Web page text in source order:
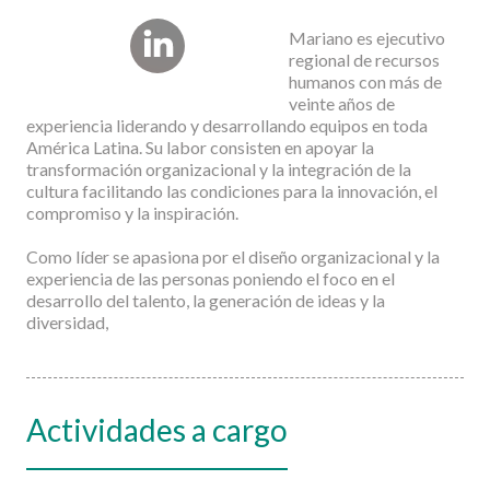
Mariano es ejecutivo
regional de recursos
humanos con más de
veinte años de
experiencia liderando y desarrollando equipos en toda
América Latina. Su labor consisten en apoyar la
transformación organizacional y la integración de la
cultura facilitando las condiciones para la innovación, el
compromiso y la inspiración.
Como líder se apasiona por el diseño organizacional y la
experiencia de las personas poniendo el foco en el
desarrollo del talento, la generación de ideas y la
diversidad,
Actividades a cargo